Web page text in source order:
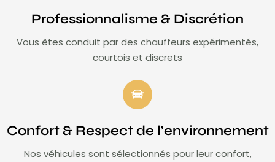
Professionnalisme & Discrétion
Vous êtes conduit par des chauffeurs expérimentés,
courtois et discrets
Confort & Respect de l’environnement
Nos véhicules sont sélectionnés pour leur confort,